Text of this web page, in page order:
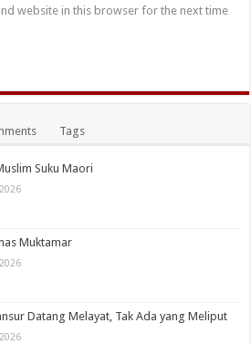
website in this browser for the next time
Tags
Suku Maori
Muktamar
Datang Melayat, Tak Ada yang Meliput